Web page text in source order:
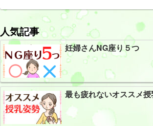
人気記事
妊婦さんNG座り５つ
最も疲れないオススメ